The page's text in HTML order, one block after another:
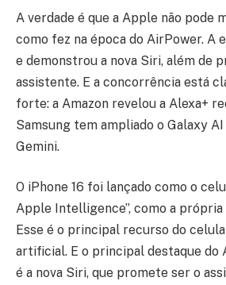
A verdade é que a Apple não pode
como fez na época do AirPower. A
e demonstrou a nova Siri, além de
assistente. E a concorrência está
forte: a Amazon revelou a Alexa+
Samsung tem ampliado o Galaxy
Gemini.
O iPhone 16 foi lançado como o
Apple Intelligence”, como a
Esse é o principal recurso do
artificial. E o principal destaque
é a nova Siri, que promete ser o